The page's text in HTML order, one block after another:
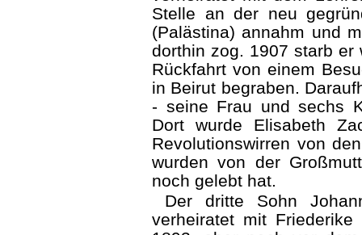
Stelle an der neu
(Palästina) annahm und
dorthin zog. 1907 starb er
Rückfahrt von einem
in Beirut begraben.
- seine Frau und sechs
Dort wurde Elisabeth
Revolutionswirren von
wurden von der
noch gelebt hat.
Der dritte Sohn
verheiratet mit